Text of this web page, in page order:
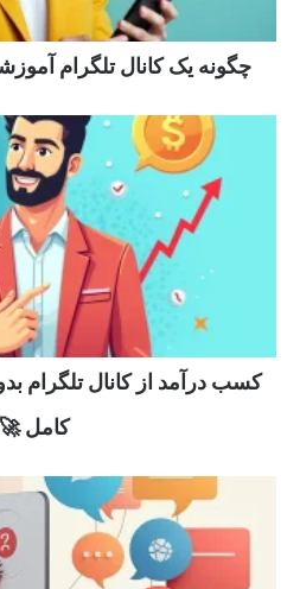
چگونه یک کانال تلگرام
کسب درآمد از کانال تلگرام
کامل 🚀